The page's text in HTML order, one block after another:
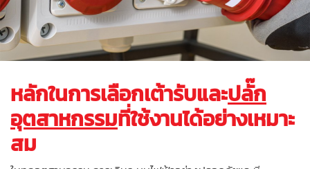
หลักในการเลือกเต้ารับและปลั๊ก
อุตสาหกรรมที่ใช้งานได้อย่างเหมาะ
สม